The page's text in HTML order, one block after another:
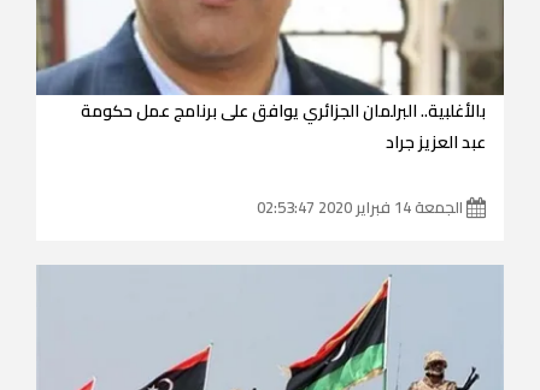
بالأغلبية.. البرلمان الجزائري يوافق على برنامج عمل حكومة
عبد العزيز جراد
الجمعة 14 فبراير 2020 02:53:47